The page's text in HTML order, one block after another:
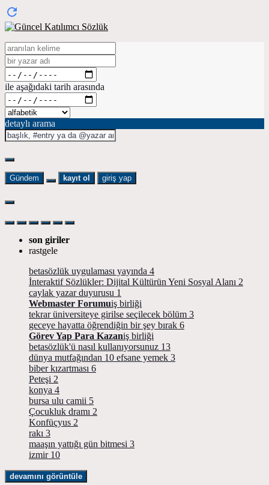
ile aşağıdaki tarih arasında
detaylı arama
Gündem kayıt ol giriş yap
son giriler
rastgele
betasözlük uygulaması yayında 4
İnteraktif Sözlükler: Dijital Kültürün Yeni Sosyal Alanı 2
caylak yazar duyurusu 1
Webmaster Forumuiş birliği
tekrar üniversiteye girilse seçilecek bölüm 3
geceye hayatta öğrendiğin bir şey bırak 6
Görev Yap Para Kazaniş birliği
betasözlük'ü nasıl kullanıyorsunuz 13
dünya mutfağından 10 efsane yemek 3
biber kızartması 6
Peteşi 2
konya 4
bursa ulu camii 5
Çocukluk dramı 2
Konfüçyus 2
rakı 3
maaşın yattığı gün bitmesi 3
izmir 10
devamını görüntüle